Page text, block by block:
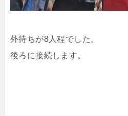
外待ちが8人程でした。
後ろに接続します。